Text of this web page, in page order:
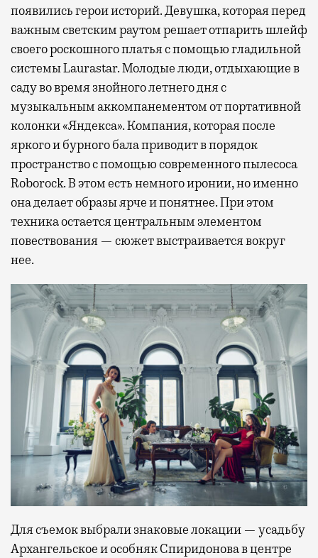
появились герои историй. Девушка, которая перед
важным светским раутом решает отпарить шлейф
своего роскошного платья с помощью гладильной
системы Laurastar. Молодые люди, отдыхающие в
саду во время знойного летнего дня с
музыкальным аккомпанементом от портативной
колонки «Яндекса». Компания, которая после
яркого и бурного бала приводит в порядок
пространство с помощью современного пылесоса
Roborock. В этом есть немного иронии, но именно
она делает образы ярче и понятнее. При этом
техника остается центральным элементом
повествования — сюжет выстраивается вокруг
нее.
Для съемок выбрали знаковые локации — усадьбу
Архангельское и особняк Спиридонова в центре